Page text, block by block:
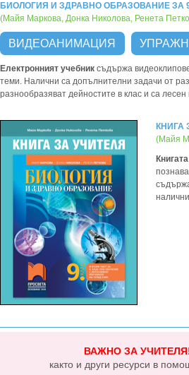
БИОЛОГИЯ И ЗДРАВНО ОБРАЗОВАНИЕ ЗА
(Майя Маркова, Донка Николова, Ренета
ВИДЕОАНИМАЦИЯ
Електронният учебник съдържа
теми. Налични са допълнителни задачи от
разнообразяват дейностите в клас и са
КНИГА
(Майя
ВАЖНО ЗА
както и други ресурси в